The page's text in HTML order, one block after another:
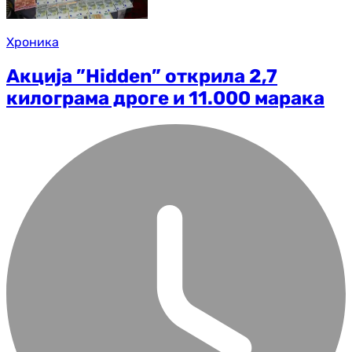
Хроника
Акција ”Hidden” открила 2,7
килограма дроге и 11.000 марака